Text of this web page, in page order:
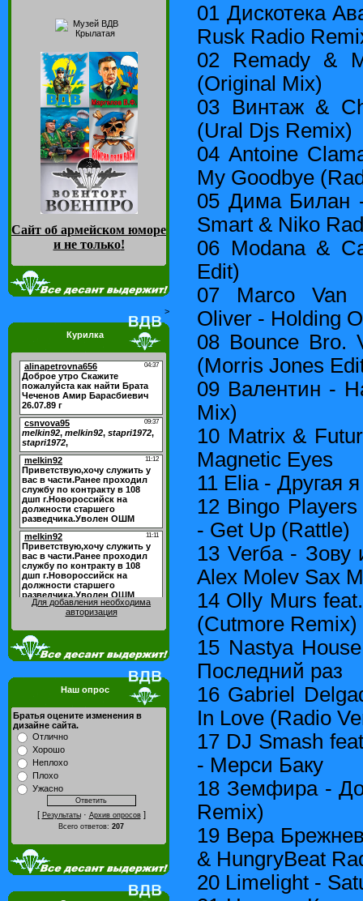
Сайт об армейском юморе
и не только!
>
Курилка
Для добавления необходима
авторизация
Наш опрос
Братья оцените изменения в
дизайне сайта.
Отлично
Хорошо
Неплохо
Плохо
Ужасно
[ Результаты· Архив опросов]
Всего ответов: 207
01 Дискотека
Rusk Radio
02 Remady &
(Original Mix)
03 Винтаж &
(Ural Djs Remix)
04 Antoine
My Goodbye
05 Дима Билан
Smart & Niko
06 Modana &
Edit)
07 Marco Van
Oliver - Holding
08 Bounce Bro.
(Morris Jones
09 Валентин -
Mix)
10 Matrix &
Magnetic Eyes
11 Elia - Другая я
12 Bingo
- Get Up (Rattle)
13 Verбa -
Alex Molev Sax
14 Olly Murs
(Cutmore Remix)
15 Nastya
Последний раз
16 Gabriel
In Love (Radio
17 DJ Smash
- Мерси Баку
18 Земфира -
Remix)
19 Вера
& HungryBeat
20 Limelight -